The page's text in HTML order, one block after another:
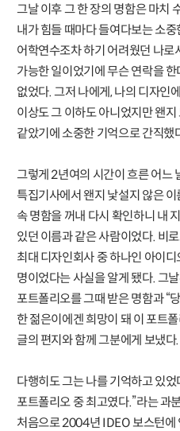
그날 이후 그 한 장의 명함은 마치
내가 힘들 때마다 들여다보는 소
어학연수조차 하기 어려웠던 나
가능한 일이었기에 무슨 연락을
없었다. 그저 나에게, 나의 디자인
이상도 그 이하도 아니었지만 왠
같았기에 소중한 기억으로 간직했
그렇게 2년여의 시간이 흐른 어느
특집기사에서 왠지 낯설지 않은
속 명함을 꺼내 다시 확인하니 내
있던 이름과 같은 사람이었다. 비
최대 디자인회사 중 하나인 아이
명이었다는 사실을 알게 됐다. 그
포트폴리오를 그때 받은 명함과 “
한 젊은이에겐 희망이 돼 이 포트
글의 편지와 함께 그분에게 보냈다.
다행히도 그는 나를 기억하고 있
포트폴리오 중 최고였다.”라는 과
처음으로 2004년 IDEO 보스턴에